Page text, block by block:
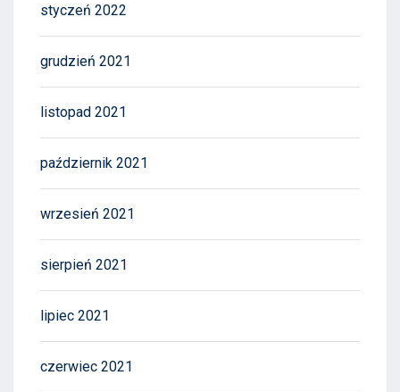
styczeń 2022
grudzień 2021
listopad 2021
październik 2021
wrzesień 2021
sierpień 2021
lipiec 2021
czerwiec 2021